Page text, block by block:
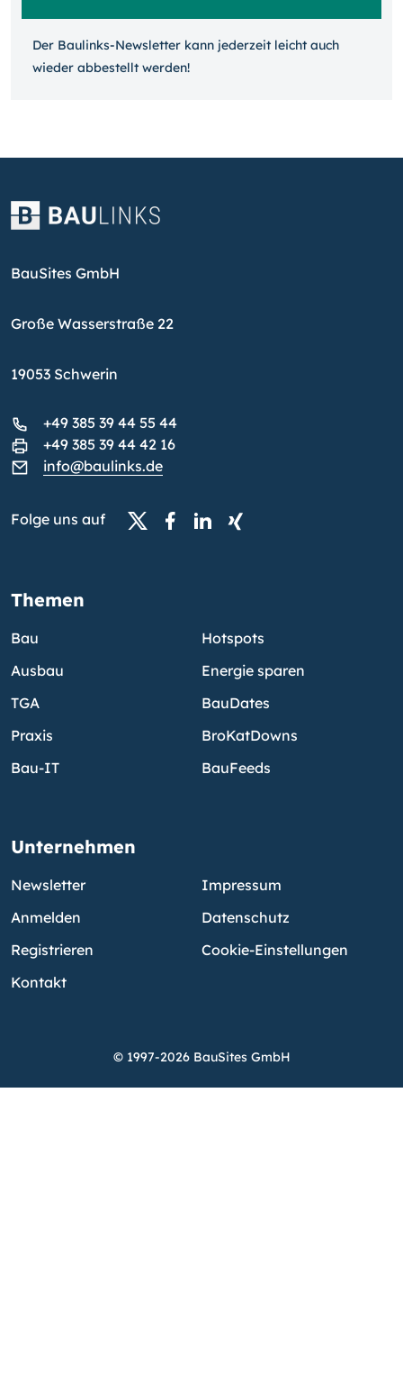
Der Baulinks-Newsletter kann jeder­zeit leicht auch
wieder ab­bestellt werden!
BauSites GmbH
Große Wasserstraße 22
19053 Schwerin
+49 385 39 44 55 44
+49 385 39 44 42 16
info@baulinks.de
Folge uns auf
Themen
Bau
Ausbau
TGA
Praxis
Bau-IT
Hotspots
Energie sparen
BauDates
BroKatDowns
BauFeeds
Unternehmen
Newsletter
Anmelden
Registrieren
Kontakt
Impressum
Datenschutz
Cookie-Einstellungen
© 1997-2026 BauSites GmbH